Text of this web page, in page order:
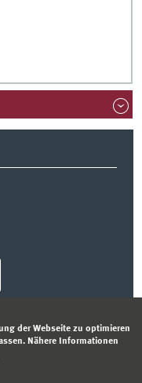
der Webseite zu optimieren
Nähere Informationen